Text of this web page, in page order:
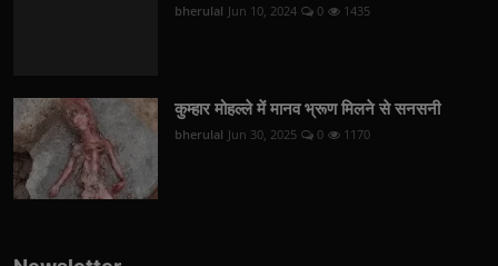
bherulal Jun 10, 2024 0 1435
कुम्हार मोहल्ले में मानव भ्रूण मिलने से सनसनी
bherulal Jun 30, 2025 0 1170